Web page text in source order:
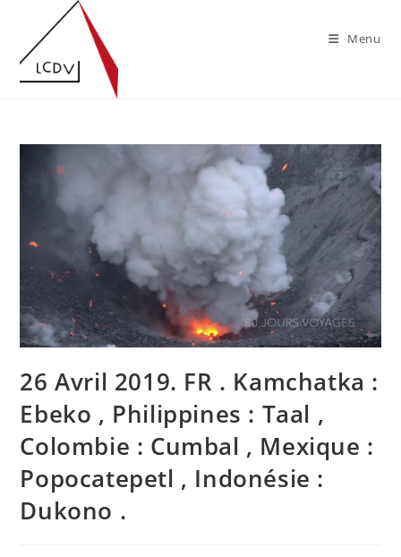
content
Menu
26 Avril 2019. FR . Kamchatka :
Ebeko , Philippines : Taal ,
Colombie : Cumbal , Mexique :
Popocatepetl , Indonésie :
Dukono .